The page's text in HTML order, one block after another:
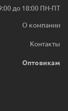
до 18:00 ПН-ПТ
О компании
Контакты
Оптовикам